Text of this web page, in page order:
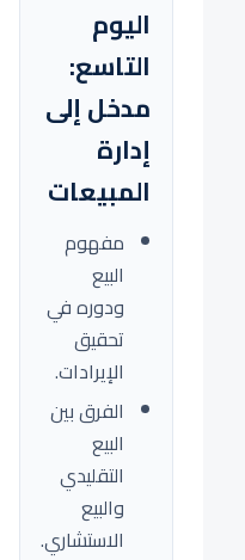
اليوم
التاسع:
مدخل إلى
إدارة
المبيعات
مفهوم
البيع
ودوره في
تحقيق
الإيرادات.
الفرق بين
البيع
التقليدي
والبيع
الاستشاري.